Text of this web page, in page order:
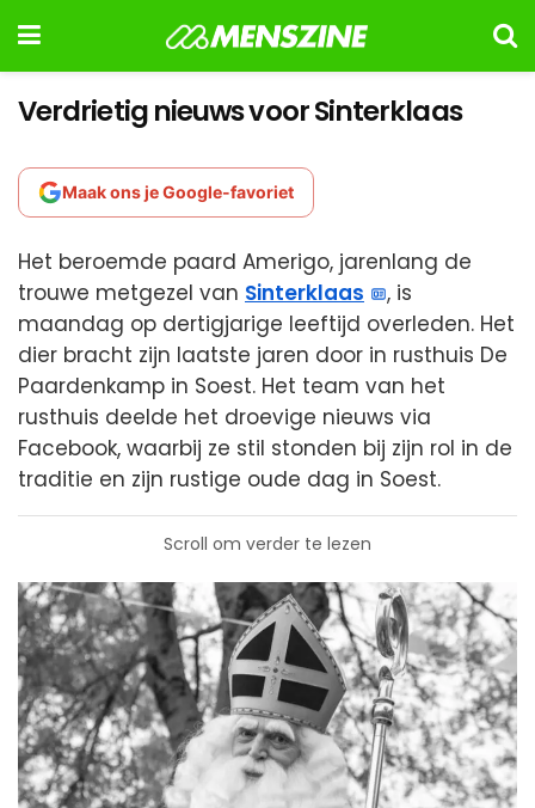
Verdrietig nieuws voor Sinterklaas
Maak ons je Google-favoriet
Het beroemde paard Amerigo, jarenlang de
trouwe metgezel van Sinterklaas
, is
maandag op dertigjarige leeftijd overleden. Het
dier bracht zijn laatste jaren door in rusthuis De
Paardenkamp in Soest. Het team van het
rusthuis deelde het droevige nieuws via
Facebook, waarbij ze stil stonden bij zijn rol in de
traditie en zijn rustige oude dag in Soest.
Scroll om verder te lezen